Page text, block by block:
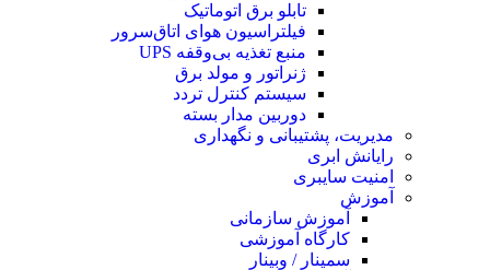
تابلو برق اتوماتیک
فیلتراسیون هوای اتاق‌سرور
منبع تغذیه بی‌وقفه ‌UPS
ژنراتور و مولد برق
سیستم کنترل تردد
دوربین مدار بسته
مدیریت، پشتیبانی و نگهداری
رایانش ابری
امنیت سایبری
آموزش
آموزش سازمانی
کارگاه آموزشی
سمینار / وبینار